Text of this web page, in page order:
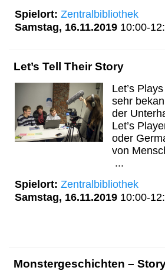
Spielort: Zentralbibliothek
Samstag, 16.11.2019 10:00-
Let’s Tell Their Story
Let’s
sehr
der
Let’s
oder
von
...
Spielort: Zentralbibliothek
Samstag, 16.11.2019 10:00-
Monstergeschichten –